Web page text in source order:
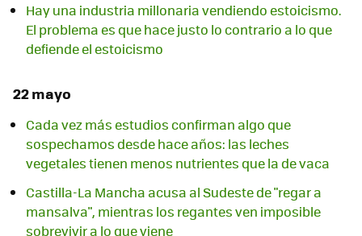
Hay una industria millonaria vendiendo estoicismo.
El problema es que hace justo lo contrario a lo que
defiende el estoicismo
22 mayo
Cada vez más estudios confirman algo que
sospechamos desde hace años: las leches
vegetales tienen menos nutrientes que la de vaca
Castilla-La Mancha acusa al Sudeste de "regar a
mansalva", mientras los regantes ven imposible
sobrevivir a lo que viene